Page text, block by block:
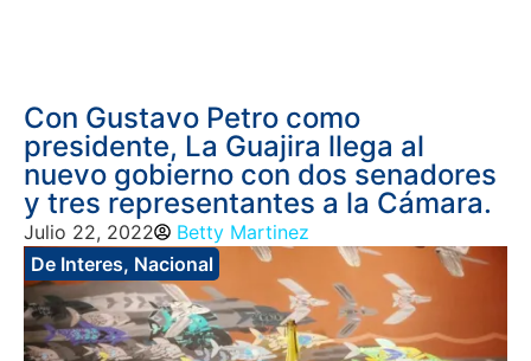
Con Gustavo Petro como
presidente, La Guajira llega al
nuevo gobierno con dos senadores
y tres representantes a la Cámara.
Julio 22, 2022
Betty Martinez
De Interes, Nacional